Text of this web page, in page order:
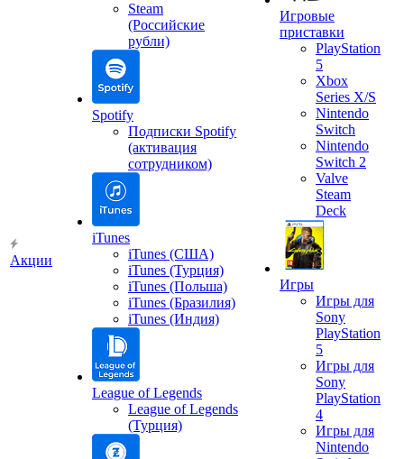
Акции
Steam
(Российские
рубли)
Spotify
Подписки Spotify
(активация
сотрудником)
iTunes
iTunes (США)
iTunes (Турция)
iTunes (Польша)
iTunes (Бразилия)
iTunes (Индия)
League of Legends
League of Legends
(Турция)
Игровые
приставки
PlayStation
5
Xbox
Series X/S
Nintendo
Switch
Nintendo
Switch 2
Valve
Steam
Deck
Игры
Игры для
Sony
PlayStation
5
Игры для
Sony
PlayStation
4
Игры для
Nintendo